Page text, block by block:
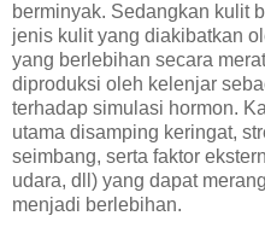
berminyak. Sedangkan kulit
jenis kulit yang diakibatkan
yang berlebihan secara
diproduksi oleh kelenjar
terhadap simulasi hormon.
utama disamping keringat,
seimbang, serta faktor
udara, dll) yang dapat
menjadi berlebihan.